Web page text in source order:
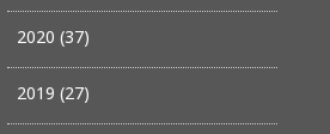
2020 (37)
2019 (27)